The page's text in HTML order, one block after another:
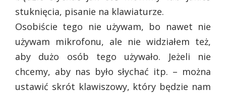
stuknięcia, pisanie na klawiaturze.
Osobiście tego nie używam, bo nawet nie
używam mikrofonu, ale nie widziałem też,
aby dużo osób tego używało. Jeżeli nie
chcemy, aby nas było słychać itp. – można
ustawić skrót klawiszowy, który będzie nam